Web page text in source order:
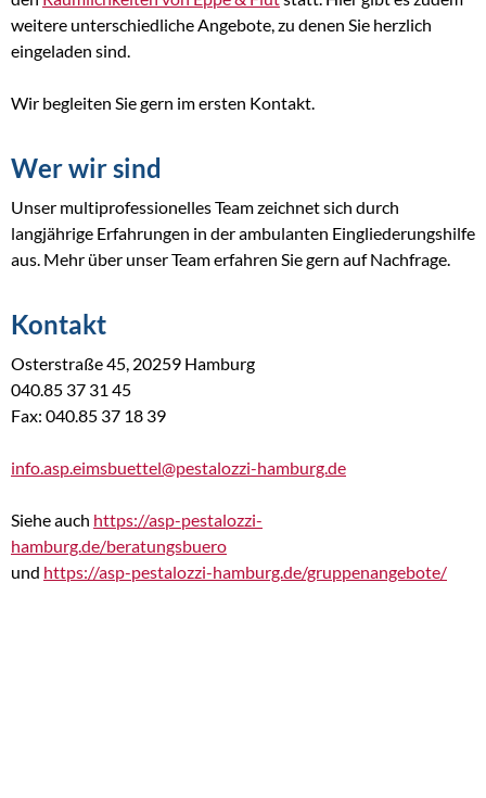
weitere unterschiedliche Angebote, zu denen Sie herzlich
eingeladen sind.
Wir begleiten Sie gern im ersten Kontakt.
Wer wir sind
Unser multiprofessionelles Team zeichnet sich durch
langjährige Erfahrungen in der ambulanten Eingliederungshilfe
aus. Mehr über unser Team erfahren Sie gern auf Nachfrage.
Kontakt
Osterstraße 45, 20259 Hamburg
040.85 37 31 45
Fax: 040.85 37 18 39
info.asp.eimsbuettel@pestalozzi-hamburg.de
Siehe auch https://asp-pestalozzi-
hamburg.de/beratungsbuero
und https://asp-pestalozzi-hamburg.de/gruppenangebote/